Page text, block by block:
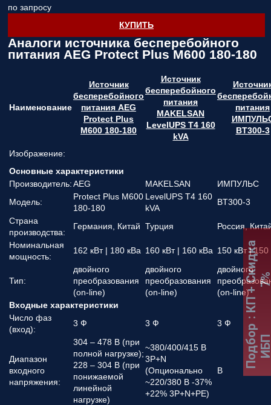
по запросу
КУПИТЬ
Аналоги источника бесперебойного
питания AEG Protect Plus M600 180-180
Наименование
Источник
бесперебойного
питания AEG
Protect Plus
M600 180-180
Источник
бесперебойного
питания
MAKELSAN
LevelUPS T4 160
kVA
питания
BT300-3
Изображение:
Основные характеристики
Производитель:AEG MAKELSAN
ИМПУЛЬС
Модель:
Protect Plus M600
180-180
LevelUPS T4 160
kVA
BT300-3
Страна
производства:
Германия, Китай Турция
Россия,
Номинальная
мощность:
162 кВт | 180 кВа 160 кВт | 160 кВа 150 кВт | 150
Тип:
двойного
преобразования
(on-line)
двойного
преобразования
(on-line)
двойного
(on-line)
Входные характеристики
Число фаз
(вход):
3 Ф 3 Ф 3 Ф
Диапазон
входного
напряжения:
304 – 478 В (при
полной нагрузке);
228 – 304 В (при
понижаемой
линейной
нагрузке)
~380/400/415 В
3P+N
(Опционально
~220/380 В -37%
+22% 3P+N+PE)
В
Подбор
:
К
П
+
С
к
и
д
к
а
7